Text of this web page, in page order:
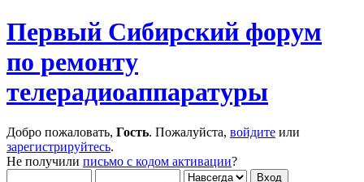
Первый Сибирский форум
по ремонту
телерадиоаппаратуры
Добро пожаловать, Гость. Пожалуйста, войдите или
зарегистрируйтесь.
Не получили письмо с кодом активации?